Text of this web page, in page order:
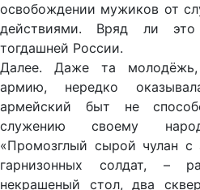
освобождении мужиков от
действиями. Вряд ли
тогдашней России.
Далее. Даже та
армию, нередко
армейский быт не
служению своему
«Промозглый сырой чулан с
гарнизонных солдат, –
некрашеный стол, два